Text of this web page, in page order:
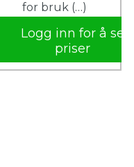
for bruk (…)
Logg inn for å se
priser